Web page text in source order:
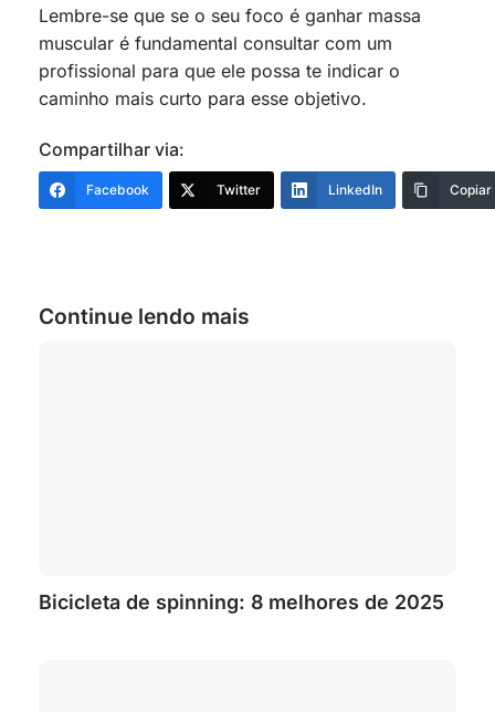
Lembre-se que se o seu foco é ganhar massa
muscular é fundamental consultar com um
profissional para que ele possa te indicar o
caminho mais curto para esse objetivo.
Compartilhar via:
Facebook Twitter LinkedIn Copiar
Continue lendo mais
Bicicleta de spinning: 8 melhores de 2025